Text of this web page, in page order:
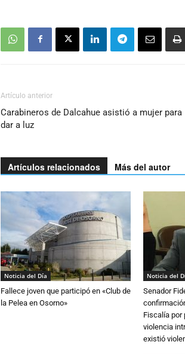
Artículo anterior
Carabineros de Dalcahue asistió a mujer para
dar a luz
Artículos relacionados Más del autor
Noticia del Día
Fallece joven que participó en «Club de
la Pelea en Osorno»
Noticia del
Senador
Fiscalía por
violencia
existió